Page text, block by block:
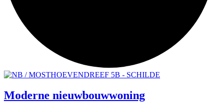
Moderne nieuwbouwwoning